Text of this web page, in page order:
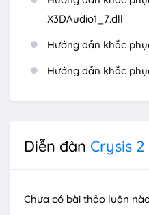
X3DAudio1_7.dll
Hướng dẫn khắc
Hướng dẫn khắc
Diễn đàn Crysis
Chưa có bài thảo luận